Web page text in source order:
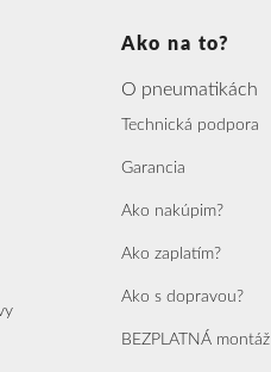
Ako na to?
O pneumatikách
Technická podpora
Garancia
Ako nakúpim?
Ako zaplatím?
Ako s dopravou?
BEZPLATNÁ montáž